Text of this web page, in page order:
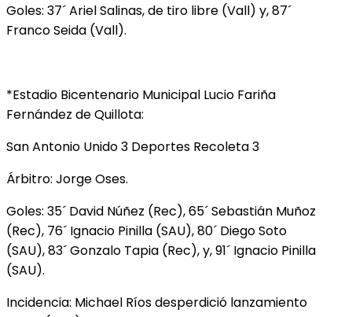
Goles: 37´ Ariel Salinas, de tiro libre (Vall) y, 87´
Franco Seida (Vall).
*Estadio Bicentenario Municipal Lucio Fariña
Fernández de Quillota:
San Antonio Unido 3 Deportes Recoleta 3
Árbitro: Jorge Oses.
Goles: 35´ David Núñez (Rec), 65´ Sebastián Muñoz
(Rec), 76´ Ignacio Pinilla (SAU), 80´ Diego Soto
(SAU), 83´ Gonzalo Tapia (Rec), y, 91´ Ignacio Pinilla
(SAU).
Incidencia: Michael Ríos desperdició lanzamiento